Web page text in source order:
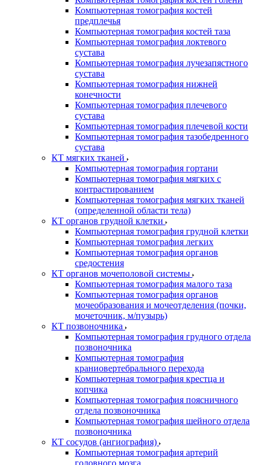
Компьютерная томография костей
предплечья
Компьютерная томография костей таза
Компьютерная томография локтевого
сустава
Компьютерная томография лучезапястного
сустава
Компьютерная томография нижней
конечности
Компьютерная томография плечевого
сустава
Компьютерная томография плечевой кости
Компьютерная томография тазобедренного
сустава
КТ мягких тканей
Компьютерная томография гортани
Компьютерная томография мягких с
контрастированием
Компьютерная томография мягких тканей
(определенной области тела)
КТ органов грудной клетки
Компьютерная томография грудной клетки
Компьютерная томография легких
Компьютерная томография органов
средостения
КТ органов мочеполовой системы
Компьютерная томография малого таза
Компьютерная томография органов
мочеобразования и мочеотделения (почки,
мочеточник, м/пузырь)
КТ позвоночника
Компьютерная томография грудного отдела
позвоночника
Компьютерная томография
краниовертебрального перехода
Компьютерная томография крестца и
копчика
Компьютерная томография поясничного
отдела позвоночника
Компьютерная томография шейного отдела
позвоночника
КТ сосудов (ангиография)
Компьютерная томография артерий
головного мозга